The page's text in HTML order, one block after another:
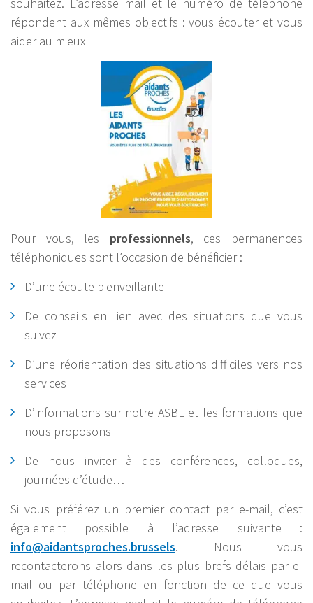
répondent aux mêmes objectifs : vous écouter et vous
aider au mieux
Pour vous, les professionnels, ces permanences
téléphoniques sont l’occasion de bénéficier :
D’une écoute bienveillante
De conseils en lien avec des situations que vous
suivez
D’une réorientation des situations difficiles vers nos
services
D’informations sur notre ASBL et les formations que
nous proposons
De nous inviter à des conférences, colloques,
journées d’étude…
Si vous préférez un premier contact par e-mail, c’est
également possible à l’adresse suivante :
info@aidantsproches.brussels. Nous vous
recontacterons alors dans les plus brefs délais par e-
mail ou par téléphone en fonction de ce que vous